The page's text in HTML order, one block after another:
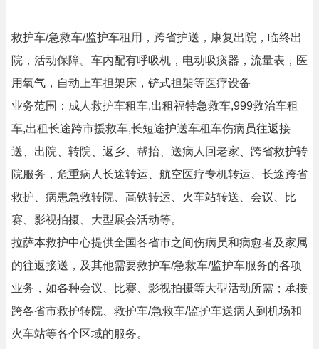
救护车/急救车/监护车租用，跨省护送，康复出院，临终出
院，活动保障。车内配有呼吸机，电动吸痰器，流量表，医
用氧气，自动上车担架床，铲式担架等医疗设备
业务范围：成人救护车租车,出租福特急救车,999救治车租
车,出租长途跨市援救车,长短途护送车租车伤病员往返接
送、出院、转院、返乡、帮抬、送病人回老家、跨省救护转
院服务，危重病人长途转运、航空医疗专机转运、长途跨省
救护、病患急救转院、高铁转运、火车站转送、会议、比
赛、影视拍摄、大型展会活动等。
拉萨本救护中心提供全国各省市之间伤病员和病愈者及家属
的往返接送，及其他需要救护车/急救车/监护车服务的各项
业务，如各种会议、比赛、影视拍摄等大型活动所需；承接
跨各省市救护转院、救护车/急救车/监护车送病人到机场和
火车站等各个区域的服务。